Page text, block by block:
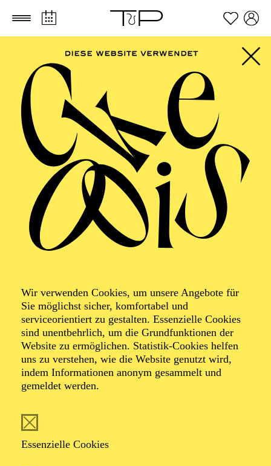
Zum Hauptinhalt springen Zum Footer springen
Wir verwenden Cookies, um unsere Angebote für
Sie möglichst sicher, komfortabel und
serviceorientiert zu gestalten. Essenzielle Cookies
sind unentbehrlich, um die Grundfunktionen der
Website zu ermöglichen. Statistik-Cookies helfen
uns zu verstehen, wie die Website genutzt wird,
indem Informationen anonym gesammelt und
gemeldet werden.
Essenzielle Cookies
AALTO
MUSIKTHEATER,
AALTO BALLETT
ESSEN
Öffentliche
Theater­führung
Zweistündiger öffentlicher Rundgang durch das Aalto-